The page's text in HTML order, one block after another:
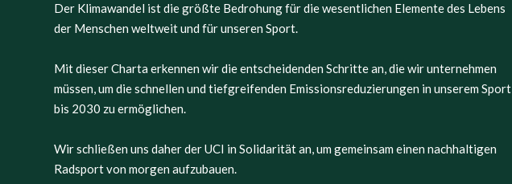
Der Klimawandel ist die größte Bedrohung für die wesentlichen Elemente des Lebens
der Menschen weltweit und für unseren Sport.
Mit dieser Charta erkennen wir die entscheidenden Schritte an, die wir unternehmen
müssen, um die schnellen und tiefgreifenden Emissionsreduzierungen in unserem Sport
bis 2030 zu ermöglichen.
Wir schließen uns daher der UCI in Solidarität an, um gemeinsam einen nachhaltigen
Radsport von morgen aufzubauen.